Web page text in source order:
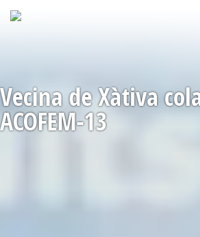
Vecina de Xàtiva
ACOFEM-13